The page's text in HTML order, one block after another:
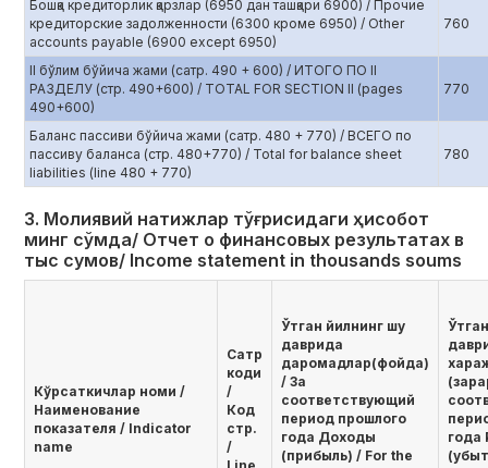
Бошқа кредиторлик қарзлар (6950 дан ташқари 6900) / Прочие
кредиторские задолженности (6300 кроме 6950) / Other
accounts payable (6900 except 6950)
760
II бўлим бўйича жами (сатр. 490 + 600) / ИТОГО ПО II
РАЗДЕЛУ (стр. 490+600) / TOTAL FOR SECTION II (pages
490+600)
770
Баланс пассиви бўйича жами (сатр. 480 + 770) / ВСЕГО по
пассиву баланса (стр. 480+770) / Total for balance sheet
liabilities (line 480 + 770)
780
3. Молиявий натижлар тўғрисидаги ҳисобот
минг сўмда/ Отчет о финансовых результатах в
тыс сумов/ Income statement in thousands soums
Кўрсаткичлар номи /
Наименование
показателя / Indicator
name
Сатр
коди
/
Код
стр.
/
Ўтган йилнинг шу
даврида
даромадлар(фойда)
/ За
соответствующий
период прошлого
года Доходы
(прибыль) / For the
года